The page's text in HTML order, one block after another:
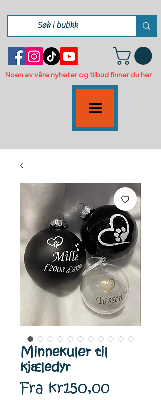
Noen av våre nyheter og tilbud finner du her
Minnekuler til
kjæledyr
Fra kr150,00